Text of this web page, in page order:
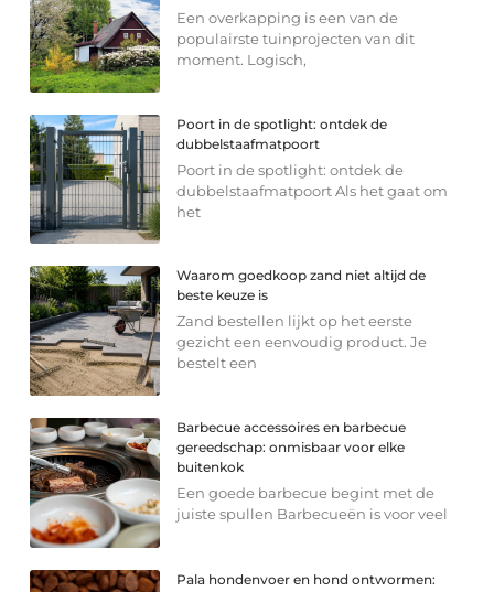
Een overkapping is een van de
populairste tuinprojecten van dit
moment. Logisch,
Poort in de spotlight: ontdek de
dubbelstaafmatpoort
Poort in de spotlight: ontdek de
dubbelstaafmatpoort Als het gaat om
het
Waarom goedkoop zand niet altijd de
beste keuze is
Zand bestellen lijkt op het eerste
gezicht een eenvoudig product. Je
bestelt een
Barbecue accessoires en barbecue
gereedschap: onmisbaar voor elke
buitenkok
Een goede barbecue begint met de
juiste spullen Barbecueën is voor veel
Pala hondenvoer en hond ontwormen: